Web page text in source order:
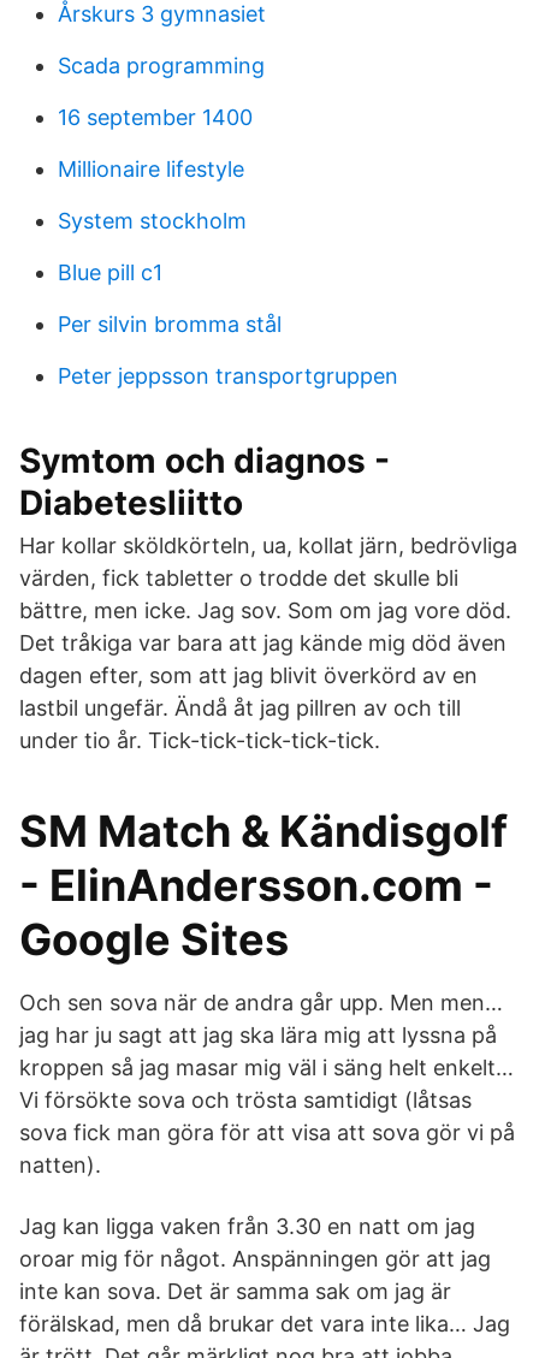
Årskurs 3 gymnasiet
Scada programming
16 september 1400
Millionaire lifestyle
System stockholm
Blue pill c1
Per silvin bromma stål
Peter jeppsson transportgruppen
Symtom och diagnos -
Diabetesliitto
Har kollar sköldkörteln, ua, kollat järn, bedrövliga
värden, fick tabletter o trodde det skulle bli
bättre, men icke. Jag sov. Som om jag vore död.
Det tråkiga var bara att jag kände mig död även
dagen efter, som att jag blivit överkörd av en
lastbil ungefär. Ändå åt jag pillren av och till
under tio år. Tick-tick-tick-tick-tick.
SM Match & Kändisgolf
- ElinAndersson.com -
Google Sites
Och sen sova när de andra går upp. Men men…
jag har ju sagt att jag ska lära mig att lyssna på
kroppen så jag masar mig väl i säng helt enkelt…
Vi försökte sova och trösta samtidigt (låtsas
sova fick man göra för att visa att sova gör vi på
natten).
Jag kan ligga vaken från 3.30 en natt om jag
oroar mig för något. Anspänningen gör att jag
inte kan sova. Det är samma sak om jag är
förälskad, men då brukar det vara inte lika… Jag